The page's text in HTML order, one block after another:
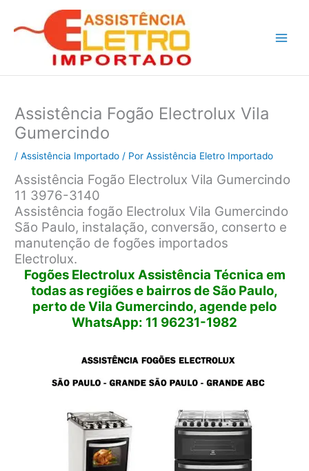
Assistência Fogão Electrolux Vila
Gumercindo
/Assistência Importado / PorAssistência Eletro Importado
Assistência Fogão Electrolux Vila Gumercindo
11 3976-3140
Assistência fogão Electrolux Vila Gumercindo
São Paulo, instalação, conversão, conserto e
manutenção de fogões importados
Electrolux.
Fogões Electrolux Assistência Técnica em
todas as regiões e bairros de São Paulo,
perto de Vila Gumercindo, agende pelo
WhatsApp: 11 96231-1982